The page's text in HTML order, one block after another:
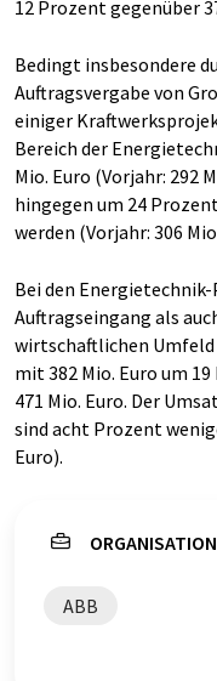
12 Prozent gegenüber
Bedingt insbesondere
Auftragsvergabe von
einiger
Bereich der
Mio. Euro (Vorjahr: 292
hingegen um 24
werden (Vorjahr: 306
Bei den
Auftragseingang als
wirtschaftlichen Umfeld
mit 382 Mio. Euro um
471 Mio. Euro. Der
sind acht Prozent
Euro).
ABB